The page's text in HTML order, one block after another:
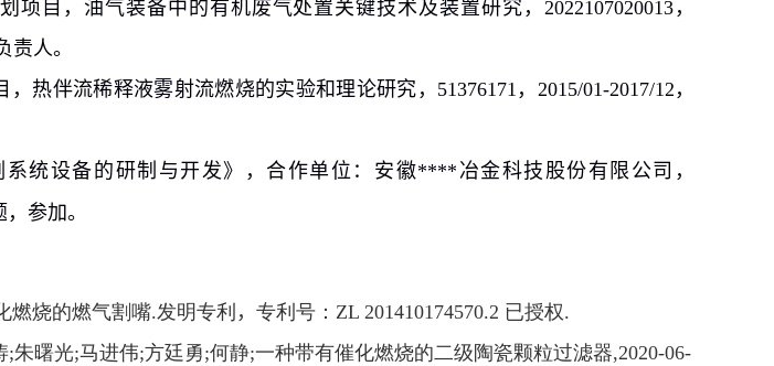
项目，油气装备中的有机废气处置关键技术及装置研究，2022107020013 ，
责人。
，热伴流稀释液雾射流燃烧的实验和理论研究， 51376171 ， 2015/01-2017/12 ，
统设备的研制与开发》，合作单位：安徽**** 冶金科技股份有限公司，
参加。
燃烧的燃气割嘴.发明专利 ，专利号：ZL 201410174570.2 已授权.
;朱曙光;马进伟;方廷勇;何静;一种带有催化燃烧的二级陶瓷颗粒过滤器,2020-06-